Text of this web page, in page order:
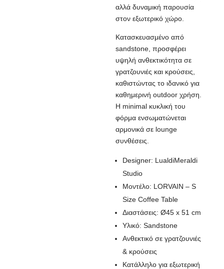
αλλά δυναμική παρουσία
στον εξωτερικό χώρο.
Κατασκευασμένο από
sandstone, προσφέρει
υψηλή ανθεκτικότητα σε
γρατζουνιές και κρούσεις,
καθιστώντας το ιδανικό για
καθημερινή outdoor χρήση.
Η minimal κυκλική του
φόρμα ενσωματώνεται
αρμονικά σε lounge
συνθέσεις.
Designer: LualdiMeraldi
Studio
Μοντέλο: LORVAIN – S
Size Coffee Table
Διαστάσεις: Ø45 x 51 cm
Υλικό: Sandstone
Ανθεκτικό σε γρατζουνιές
& κρούσεις
Κατάλληλο για εξωτερική